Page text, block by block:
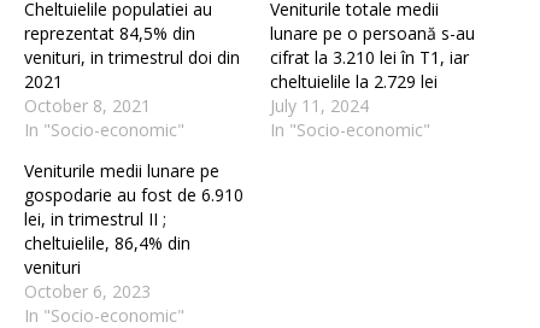
Cheltuielile populatiei au
reprezentat 84,5% din
venituri, in trimestrul doi din
2021
October 8, 2021
In "Socio-economic"
Veniturile totale medii
lunare pe o persoană s-au
cifrat la 3.210 lei în T1, iar
cheltuielile la 2.729 lei
July 11, 2024
In "Socio-economic"
Veniturile medii lunare pe
gospodarie au fost de 6.910
lei, in trimestrul II ;
cheltuielile, 86,4% din
venituri
October 6, 2023
In "Socio-economic"